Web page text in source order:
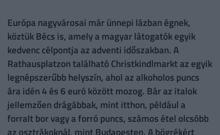
Európa nagyvárosai már ünnepi lázban égnek,
köztük Bécs is, amely a magyar látogatók egyik
kedvenc célpontja az adventi időszakban. A
Rathausplatzon található Christkindlmarkt az egyik
legnépszerűbb helyszín, ahol az alkoholos puncs
ára idén 4 és 6 euró között mozog. Bár az italok
jellemzően drágábbak, mint itthon, például a
forralt bor vagy a forró puncs, számos étel olcsóbb
az osztrákoknál, mint Budapesten. A bögrékért